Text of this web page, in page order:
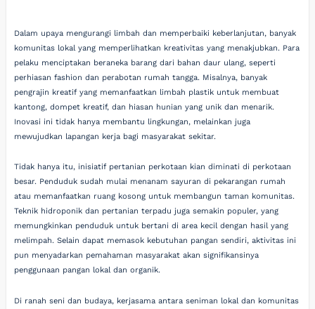
Dalam upaya mengurangi limbah dan memperbaiki keberlanjutan, banyak
komunitas lokal yang memperlihatkan kreativitas yang menakjubkan. Para
pelaku menciptakan beraneka barang dari bahan daur ulang, seperti
perhiasan fashion dan perabotan rumah tangga. Misalnya, banyak
pengrajin kreatif yang memanfaatkan limbah plastik untuk membuat
kantong, dompet kreatif, dan hiasan hunian yang unik dan menarik.
Inovasi ini tidak hanya membantu lingkungan, melainkan juga
mewujudkan lapangan kerja bagi masyarakat sekitar.
Tidak hanya itu, inisiatif pertanian perkotaan kian diminati di perkotaan
besar. Penduduk sudah mulai menanam sayuran di pekarangan rumah
atau memanfaatkan ruang kosong untuk membangun taman komunitas.
Teknik hidroponik dan pertanian terpadu juga semakin populer, yang
memungkinkan penduduk untuk bertani di area kecil dengan hasil yang
melimpah. Selain dapat memasok kebutuhan pangan sendiri, aktivitas ini
pun menyadarkan pemahaman masyarakat akan signifikansinya
penggunaan pangan lokal dan organik.
Di ranah seni dan budaya, kerjasama antara seniman lokal dan komunitas